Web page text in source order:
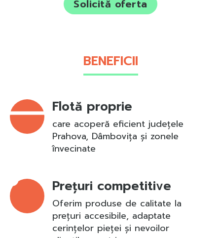
Solicită oferta
BENEFICII
Flotă proprie
care acoperă eficient județele
Prahova, Dâmbovița și zonele
învecinate
Prețuri competitive
Oferim produse de calitate la
prețuri accesibile, adaptate
cerințelor pieței și nevoilor